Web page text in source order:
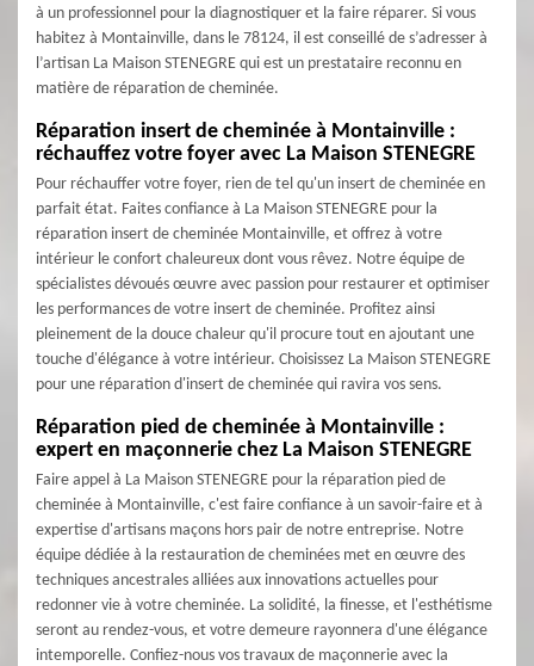
à un professionnel pour la diagnostiquer et la faire réparer. Si vous
habitez à Montainville, dans le 78124, il est conseillé de s’adresser à
l’artisan La Maison STENEGRE qui est un prestataire reconnu en
matière de réparation de cheminée.
Réparation insert de cheminée à Montainville :
réchauffez votre foyer avec La Maison STENEGRE
Pour réchauffer votre foyer, rien de tel qu'un insert de cheminée en
parfait état. Faites confiance à La Maison STENEGRE pour la
réparation insert de cheminée Montainville, et offrez à votre
intérieur le confort chaleureux dont vous rêvez. Notre équipe de
spécialistes dévoués œuvre avec passion pour restaurer et optimiser
les performances de votre insert de cheminée. Profitez ainsi
pleinement de la douce chaleur qu'il procure tout en ajoutant une
touche d'élégance à votre intérieur. Choisissez La Maison STENEGRE
pour une réparation d'insert de cheminée qui ravira vos sens.
Réparation pied de cheminée à Montainville :
expert en maçonnerie chez La Maison STENEGRE
Faire appel à La Maison STENEGRE pour la réparation pied de
cheminée à Montainville, c'est faire confiance à un savoir-faire et à
expertise d'artisans maçons hors pair de notre entreprise. Notre
équipe dédiée à la restauration de cheminées met en œuvre des
techniques ancestrales alliées aux innovations actuelles pour
redonner vie à votre cheminée. La solidité, la finesse, et l'esthétisme
seront au rendez-vous, et votre demeure rayonnera d'une élégance
intemporelle. Confiez-nous vos travaux de maçonnerie avec la